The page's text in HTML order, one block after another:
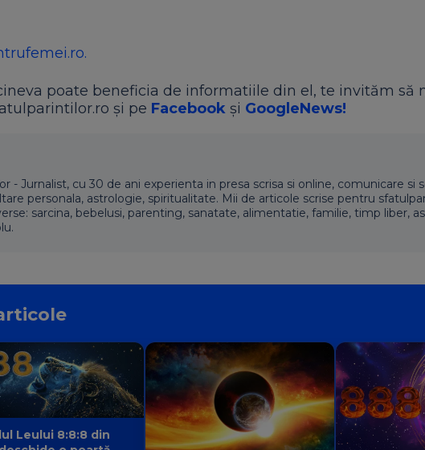
poate beneficia de informatiile din el, te invităm să
și pe Facebook și GoogleNews!
- Jurnalist, cu 30 de ani experienta in presa scrisa si online, comunicare si
personala, astrologie, spiritualitate. Mii de articole scrise pentru
sarcina, bebelusi, parenting, sanatate, alimentatie, familie, timp liber,
Leului 8:8:8 din